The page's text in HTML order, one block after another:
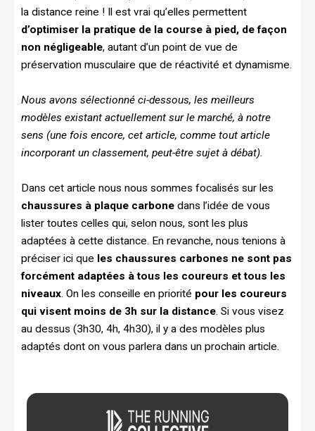
la distance reine ! Il est vrai qu’elles permettent
d’optimiser la pratique de la course à pied, de façon
non négligeable, autant d’un point de vue de
préservation musculaire que de réactivité et dynamisme.
Nous avons sélectionné ci-dessous, les meilleurs
modèles existant actuellement sur le marché, à notre
sens (une fois encore, cet article, comme tout article
incorporant un classement, peut-être sujet à débat).
Dans cet article nous nous sommes focalisés sur les
chaussures à plaque carbone dans l’idée de vous
lister toutes celles qui, selon nous, sont les plus
adaptées à cette distance. En revanche, nous tenions à
préciser ici que les chaussures carbones ne sont pas
forcément adaptées à tous les coureurs et tous les
niveaux . On les conseille en priorité pour les coureurs
qui visent moins de 3h sur la distance . Si vous visez
au dessus (3h30, 4h, 4h30), il y a des modèles plus
adaptés dont on vous parlera dans un prochain article.